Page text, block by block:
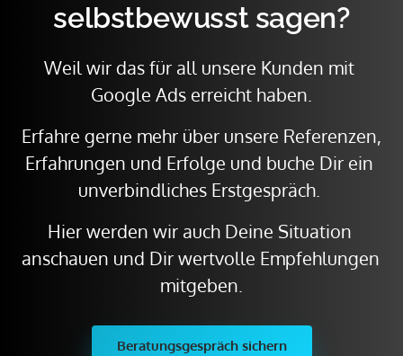
selbstbewusst sagen?
Weil wir das für all unsere Kunden mit
Google Ads erreicht haben.
Erfahre gerne mehr über unsere Referenzen,
Erfahrungen und Erfolge und buche Dir ein
unverbindliches Erstgespräch.
Hier werden wir auch Deine Situation
anschauen und Dir wertvolle Empfehlungen
mitgeben.
Beratungsgespräch sichern